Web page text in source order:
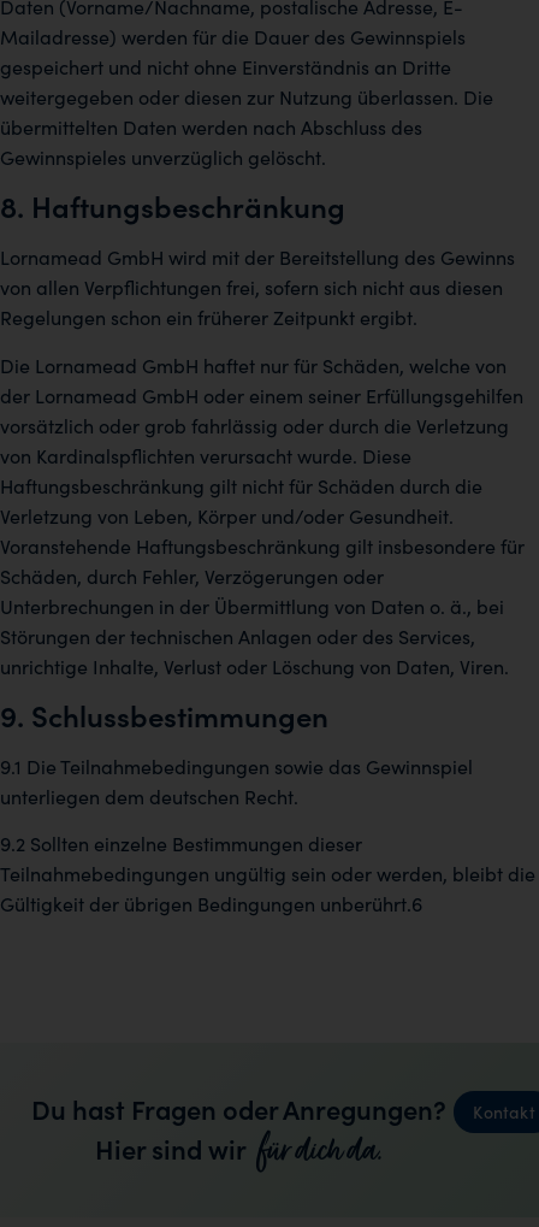
Daten (Vorname/Nachname, postalische Adresse, E-
Mailadresse) werden für die Dauer des Gewinnspiels
gespeichert und nicht ohne Einverständnis an Dritte
weitergegeben oder diesen zur Nutzung überlassen. Die
übermittelten Daten werden nach Abschluss des
Gewinnspieles unverzüglich gelöscht.
8. Haftungsbeschränkung
Lornamead GmbH wird mit der Bereitstellung des Gewinns
von allen Verpflichtungen frei, sofern sich nicht aus diesen
Regelungen schon ein früherer Zeitpunkt ergibt.
Die Lornamead GmbH haftet nur für Schäden, welche von
der Lornamead GmbH oder einem seiner Erfüllungsgehilfen
vorsätzlich oder grob fahrlässig oder durch die Verletzung
von Kardinalspflichten verursacht wurde. Diese
Haftungsbeschränkung gilt nicht für Schäden durch die
Verletzung von Leben, Körper und/oder Gesundheit.
Voranstehende Haftungsbeschränkung gilt insbesondere für
Schäden, durch Fehler, Verzögerungen oder
Unterbrechungen in der Übermittlung von Daten o. ä., bei
Störungen der technischen Anlagen oder des Services,
unrichtige Inhalte, Verlust oder Löschung von Daten, Viren.
9. Schlussbestimmungen
9.1 Die Teilnahmebedingungen sowie das Gewinnspiel
unterliegen dem deutschen Recht.
9.2 Sollten einzelne Bestimmungen dieser
Teilnahmebedingungen ungültig sein oder werden, bleibt die
Gültigkeit der übrigen Bedingungen unberührt.6
Du hast Fragen oder Anregungen?
Hier sind wir für dich da.
Kontakt